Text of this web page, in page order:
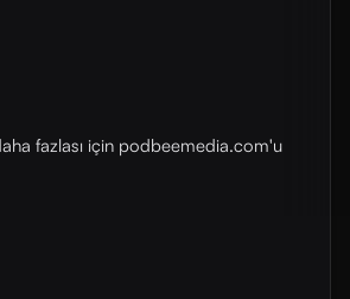
fazlası için ⁠⁠⁠⁠⁠⁠⁠⁠⁠⁠⁠⁠⁠⁠⁠⁠⁠⁠podbeemedia.com⁠⁠⁠⁠⁠⁠⁠⁠⁠⁠⁠⁠⁠⁠⁠⁠⁠⁠'u